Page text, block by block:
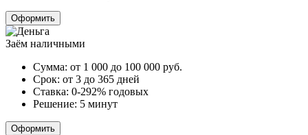
Оформить
Заём наличными
Сумма: от 1 000 до 100 000 руб.
Срок: от 3 до 365 дней
Ставка: 0-292% годовых
Решение: 5 минут
Оформить